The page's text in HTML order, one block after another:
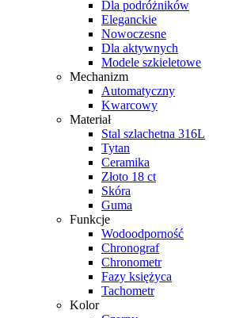
Dla podróżników
Eleganckie
Nowoczesne
Dla aktywnych
Modele szkieletowe
Mechanizm
Automatyczny
Kwarcowy
Materiał
Stal szlachetna 316L
Tytan
Ceramika
Złoto 18 ct
Skóra
Guma
Funkcje
Wodoodporność
Chronograf
Chronometr
Fazy księżyca
Tachometr
Kolor